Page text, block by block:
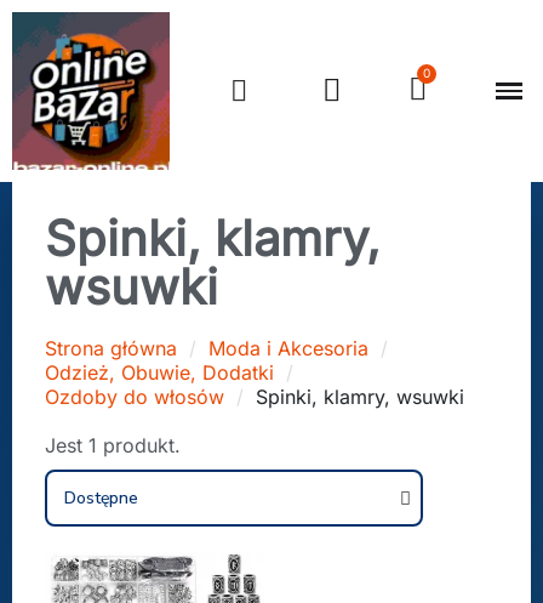
Spinki, klamry,
wsuwki
Strona główna
Moda i Akcesoria
Odzież, Obuwie, Dodatki
Ozdoby do włosów
Spinki, klamry, wsuwki
Jest 1 produkt.